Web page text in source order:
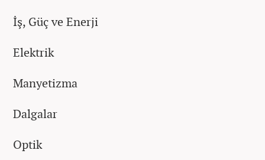
İş, Güç ve Enerji
Elektrik
Manyetizma
Dalgalar
Optik